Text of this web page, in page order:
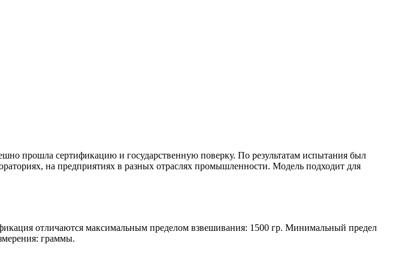
прошла сертификацию и государственную поверку. По результатам испытания был
на предприятиях в разных отраслях промышленности. Модель подходит для
отличаются максимальным пределом взвешивания: 1500 гр. Минимальный предел
граммы.